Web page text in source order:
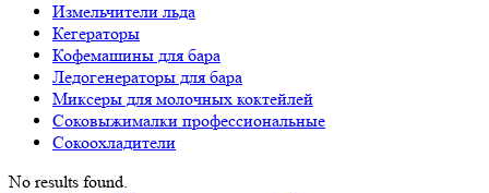
Измельчители льда
Кегераторы
Кофемашины для бара
Ледогенераторы для бара
Миксеры для молочных коктейлей
Соковыжималки профессиональные
Сокоохладители
No results found.